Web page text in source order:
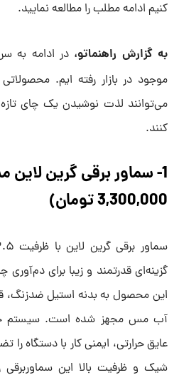
کنیم ادامه مطلب را مطالعه نمایید.
به گزارش راهنماتو، در ادامه به
موجود در بازار رفته ایم.
می‌توانند لذت نوشیدن یک چای
کنند.
3,300,000 تومان)
گزینه‌ای قدرتمند و زیبا برای
این محصول به بدنه استیل ضدزنگ،
آب مس مجهز شده است. سیستم
عایق حرارتی، ایمنی کار با دستگاه
شیک و ظرفیت بالا این سماوربرقی